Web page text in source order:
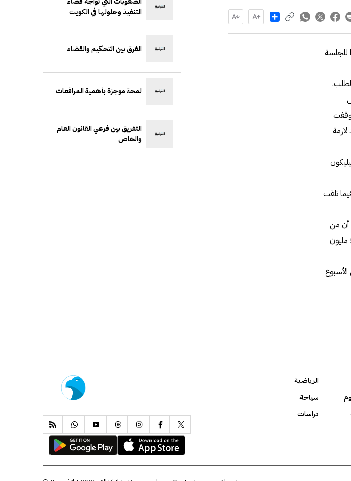
Share
للجلسة
أوقفت
تلقت
أن من
المتوقع ارتفاع واردات الصين من النفط الخام 6.2% في عام 2023 مقارنة بالعام الماضي إلى 540 مليون
ارتفعت نحو 200 ألف برميل الأسبوع
التنفيذ وحلولها في الكويت
الفرق بين التحكيم والقضاء
لمحة موجزة بأهمية المرافعات
التفريق بين فرعي القانون العام
والخاص
الرياضية
سياحة
دراسات